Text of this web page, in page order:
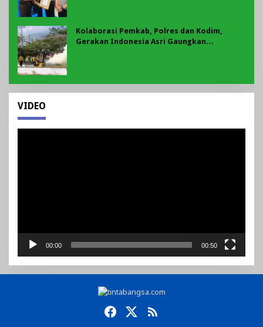
Kolaborasi Pemkab, Polres dan Kodim,
Gerakan Indonesia Asri Gaungkan
VIDEO
00:00 00:50